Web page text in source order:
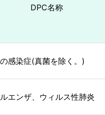
DPC名称
感染症(真菌を除く。)
エンザ、ウィルス性肺炎